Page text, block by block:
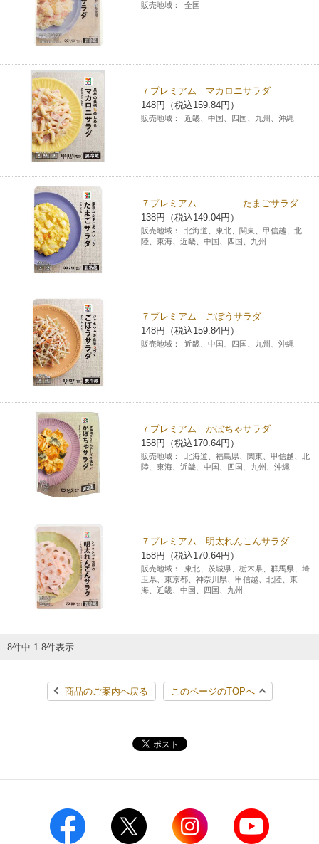
スポーツ振興くじ
保険
学び・教育
レジでApple Accountにチャージ
コインランドリー（店舗限定）
宅配ロッカー（店舗限定）
モバイルバッテリーシェアリング（店舗限定）
モバイルWi-Fiバッテリーシェアリング（店舗限定）
荷物預かりサービス「ecbocloakエクボクローク」（店舗限定）
パウダースペース ラブン（店舗限定）
ソフトバンクギフト
セブン‐イレブンの海外事業
セブン‐イレブンの「商品力」
セブン-イレブンの横顔
セブン-イレブンの歴史
サステナビリティレポート
简体中文(服务)
한국어(서비스)
ภาษาไทย(บริการ)
販売地域： 全国
７プレミアム マカロニサラダ
148円（税込159.84円）
販売地域： 近畿、中国、四国、九州、沖縄
７プレミアム たまごサラダ
138円（税込149.04円）
販売地域：
北海道、東北、関東、甲信越、北
陸、東海、近畿、中国、四国、九州
７プレミアム ごぼうサラダ
148円（税込159.84円）
販売地域： 近畿、中国、四国、九州、沖縄
７プレミアム かぼちゃサラダ
158円（税込170.64円）
販売地域：
北海道、福島県、関東、甲信越、北
陸、東海、近畿、中国、四国、九州、沖縄
７プレミアム 明太れんこんサラダ
158円（税込170.64円）
販売地域：
東北、茨城県、栃木県、群馬県、埼
玉県、東京都、神奈川県、甲信越、北陸、東
海、近畿、中国、四国、九州
8件中 1-8件表示
商品のご案内へ戻る このページのTOPへ